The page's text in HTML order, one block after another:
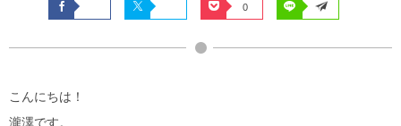
0
こんにちは！
瀧澤です。